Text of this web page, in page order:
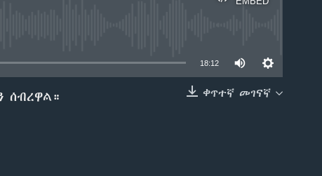
EMBED
18:12
ቀጥተኛ መገናኛ
ሰብረዋል።